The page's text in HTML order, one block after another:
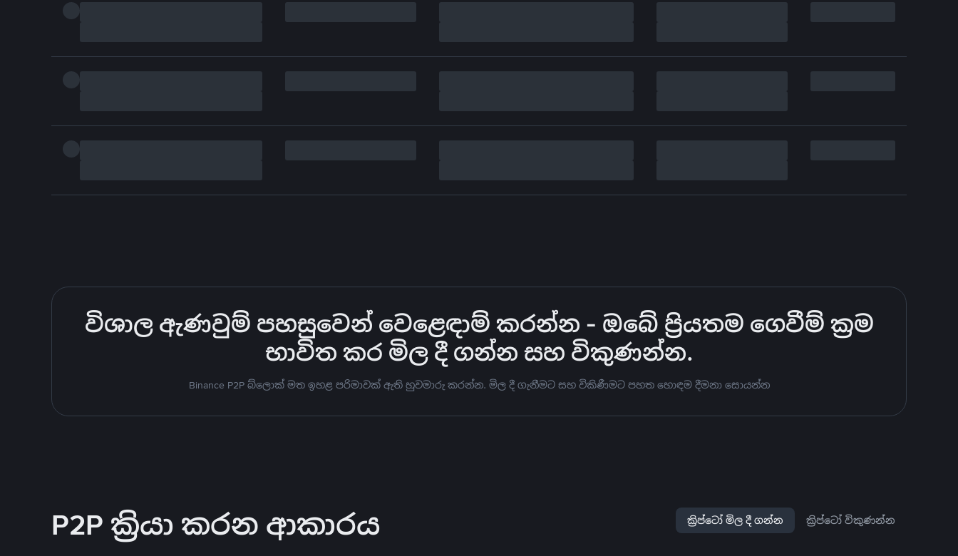
විශාල ඇණවුම් පහසුවෙන් වෙළෙඳාම් කරන්න - ඔබේ ප්‍රියතම ගෙවීම් ක්‍රම
භාවිත කර මිල දී ගන්න සහ විකුණන්න.
Binance P2P බ්ලොක් මත ඉහළ පරිමාවක් ඇති හුවමාරු කරන්න. මිල දී ගැනීමට සහ විකිණීමට පහත හොඳම දීමනා සොයන්න
P2P ක්‍රියා කරන ආකාරය ක්‍රිප්ටෝ මිල දී ගන්න ක්‍රිප්ටෝ විකුණන්න